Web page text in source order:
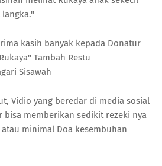
kasih banyak kepada Donatur
Tambah Restu
Sisawah
Vidio yang beredar di media sosial
memberikan sedikit rezeki nya
atau minimal Doa kesembuhan